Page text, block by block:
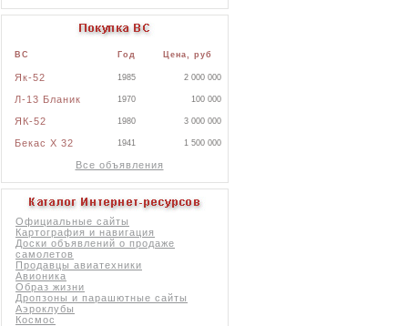
ВС Год Цена, руб
Як-52 1985 2 000 000
Л-13 Бланик 1970 100 000
ЯК-52 1980 3 000 000
Бекас X 32 1941 1 500 000
Все объявления
Официальные сайты
Картография и навигация
Доски объявлений о продаже
самолетов
Продавцы авиатехники
Авионика
Образ жизни
Дропзоны и парашютные сайты
Аэроклубы
Космос